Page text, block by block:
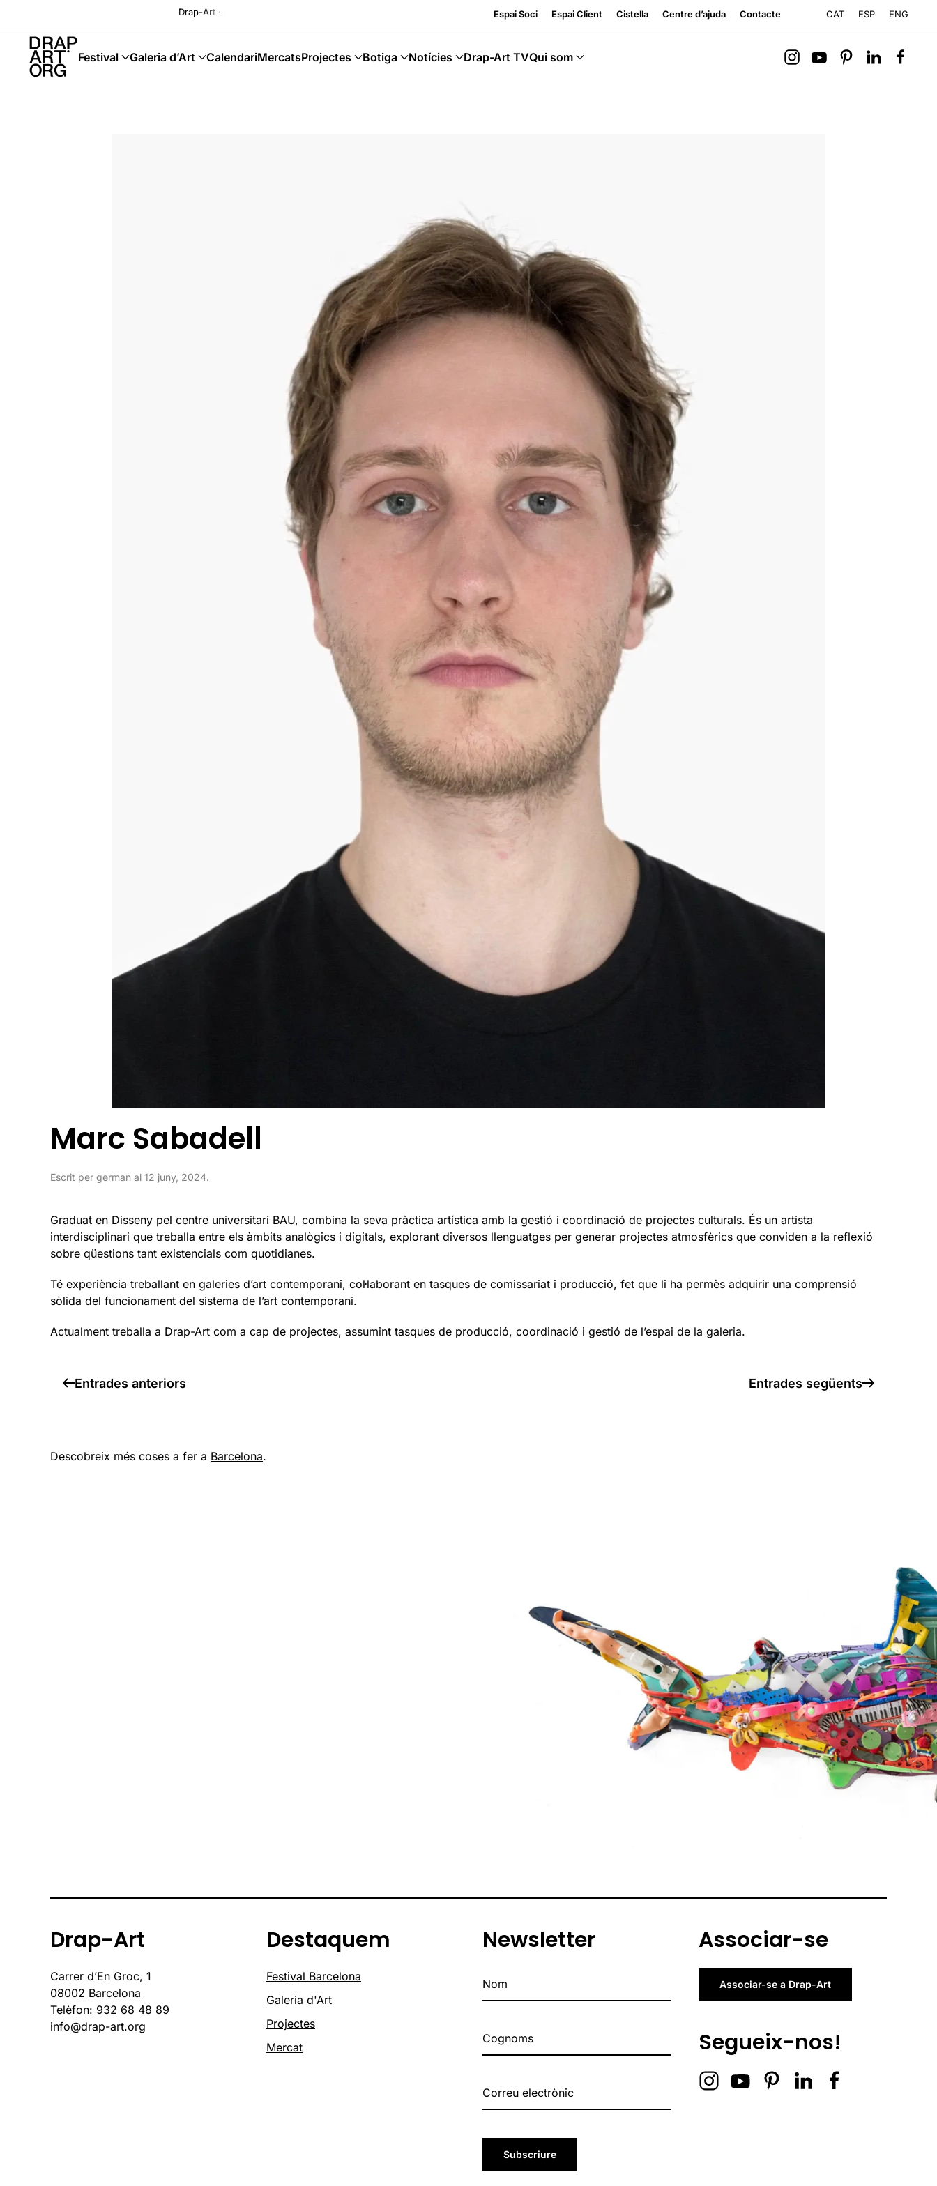
Skip to main content
Drap-Art · Festival · Upcycling · Art Sostenible Espai Soci Espai Client Cistella Centre d’ajuda Contacte CAT ESP ENG
Festival Galeria d’Art CalendariMercatsProjectes Botiga Notícies Drap-Art TVQui som
Marc Sabadell
Escrit per german al 12 juny, 2024.
Graduat en Disseny pel centre universitari BAU, combina la seva pràctica artística amb la gestió i coordinació de projectes culturals. És un artista
interdisciplinari que treballa entre els àmbits analògics i digitals, explorant diversos llenguatges per generar projectes atmosfèrics que conviden a la reflexió
sobre qüestions tant existencials com quotidianes.
Té experiència treballant en galeries d’art contemporani, col·laborant en tasques de comissariat i producció, fet que li ha permès adquirir una comprensió
sòlida del funcionament del sistema de l’art contemporani.
Actualment treballa a Drap-Art com a cap de projectes, assumint tasques de producció, coordinació i gestió de l’espai de la galeria.
Entrades anteriors Entrades següents
Descobreix més coses a fer a Barcelona.
Drap-Art
Carrer d’En Groc, 1
08002 Barcelona
Telèfon: 932 68 48 89
info@drap-art.org
Destaquem
Festival Barcelona
Galeria d'Art
Projectes
Mercat
Newsletter
Subscriure
Associar-se
Associar-se a Drap-Art
Segueix-nos!